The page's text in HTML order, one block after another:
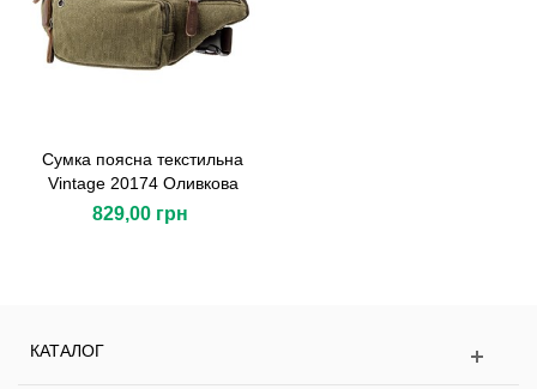
Сумка поясна текстильна
Vintage 20174 Оливкова
829,00 грн
КАТАЛОГ